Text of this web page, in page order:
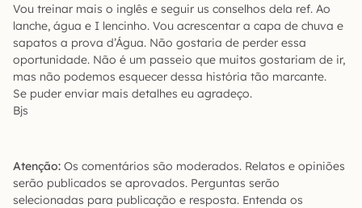
Vou treinar mais o inglês e seguir us conselhos dela ref. Ao
lanche, água e I lencinho. Vou acrescentar a capa de chuva e
sapatos a prova d’Água. Não gostaria de perder essa
oportunidade. Não é um passeio que muitos gostariam de ir,
mas não podemos esquecer dessa história tão marcante.
Se puder enviar mais detalhes eu agradeço.
Bjs
Atenção: Os comentários são moderados. Relatos e opiniões
serão publicados se aprovados. Perguntas serão
selecionadas para publicação e resposta. Entenda os